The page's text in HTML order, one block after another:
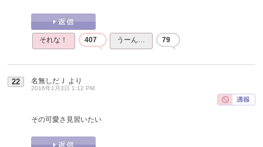
それな！ 407 うーん… 79
22 名無しだＪ より
2016年1月3日 1:12 PM
その可愛さ見習いたい